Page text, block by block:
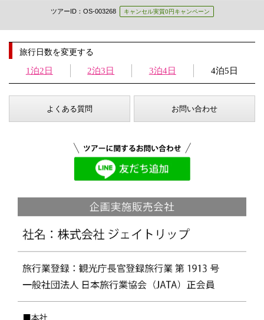
ツアーID：OS-003268 キャンセル実質0円キャンペーン
旅行日数を変更する
1泊2日 2泊3日 3泊4日 4泊5日
よくある質問 お問い合わせ